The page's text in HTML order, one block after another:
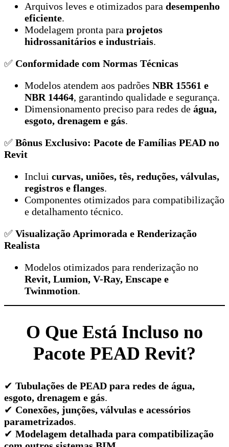
Arquivos leves e otimizados para desempenho
eficiente.
Modelagem pronta para projetos
hidrossanitários e industriais.
✅ Conformidade com Normas Técnicas
Modelos atendem aos padrões NBR 15561 e
NBR 14464, garantindo qualidade e segurança.
Dimensionamento preciso para redes de água,
esgoto, drenagem e gás.
✅ Bônus Exclusivo: Pacote de Famílias PEAD no
Revit
Inclui curvas, uniões, tês, reduções, válvulas,
registros e flanges.
Componentes otimizados para compatibilização
e detalhamento técnico.
✅ Visualização Aprimorada e Renderização
Realista
Modelos otimizados para renderização no
Revit, Lumion, V-Ray, Enscape e
Twinmotion.
O Que Está Incluso no
Pacote PEAD Revit?
✔ Tubulações de PEAD para redes de água,
esgoto, drenagem e gás.
✔ Conexões, junções, válvulas e acessórios
parametrizados.
✔ Modelagem detalhada para compatibilização